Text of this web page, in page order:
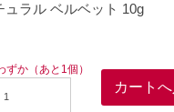
ラル ベルベット 10g
ずか（あと1個）